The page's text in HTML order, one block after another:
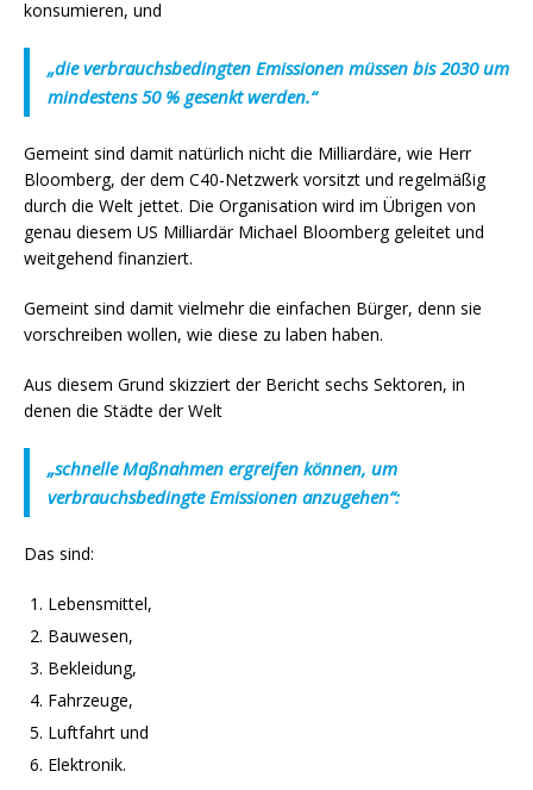
konsumieren, und
„die verbrauchsbedingten Emissionen müssen bis 2030 um
mindestens 50 % gesenkt werden.“
Gemeint sind damit natürlich nicht die Milliardäre, wie Herr
Bloomberg, der dem C40-Netzwerk vorsitzt und regelmäßig
durch die Welt jettet. Die Organisation wird im Übrigen von
genau diesem US Milliardär Michael Bloomberg geleitet und
weitgehend finanziert.
Gemeint sind damit vielmehr die einfachen Bürger, denn sie
vorschreiben wollen, wie diese zu laben haben.
Aus diesem Grund skizziert der Bericht sechs Sektoren, in
denen die Städte der Welt
„schnelle Maßnahmen ergreifen können, um
verbrauchsbedingte Emissionen anzugehen“:
Das sind:
Lebensmittel,
Bauwesen,
Bekleidung,
Fahrzeuge,
Luftfahrt und
Elektronik.